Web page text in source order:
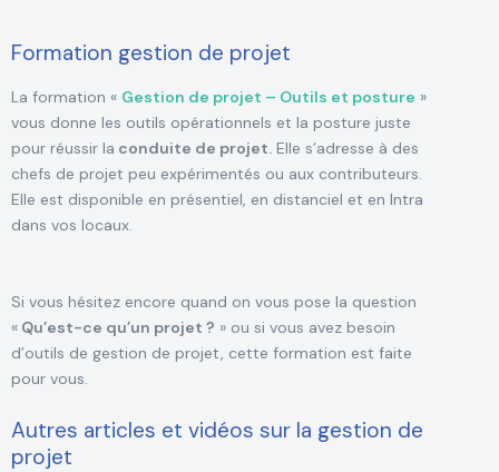
Formation gestion de projet
La formation « Gestion de projet – Outils et posture »
vous donne les outils opérationnels et la posture juste
pour réussir la conduite de projet. Elle s’adresse à des
chefs de projet peu expérimentés ou aux contributeurs.
Elle est disponible en présentiel, en distanciel et en Intra
dans vos locaux.
Si vous hésitez encore quand on vous pose la question
« Qu’est-ce qu’un projet ? » ou si vous avez besoin
d’outils de gestion de projet, cette formation est faite
pour vous.
Autres articles et vidéos sur la gestion de
projet